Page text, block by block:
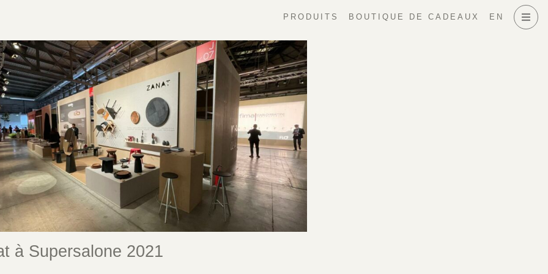
PRODUITS BOUTIQUE DE CADEAUX EN
à Supersalone 2021